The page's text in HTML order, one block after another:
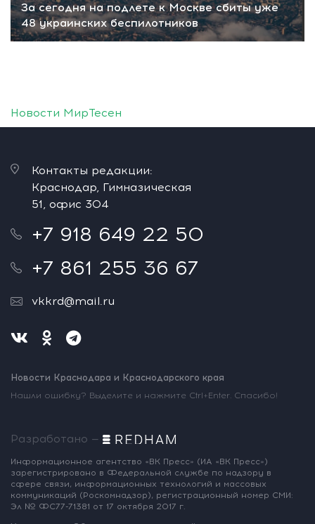
За сегодня на подлете к Москве сбиты уже
48 украинских беспилотников
Новости МирТесен
Контакты редакции:
Краснодар, Гимназическая
51, офис 304
+7 918 649 22 50
+7 861 255 36 67
vkkrd@mail.ru
Новости Краснодара и Краснодарского края
Нашли ошибку? Выделите и нажмите Ctrl+Enter. Спасибо!
Разработано —
Информационное агентство «ВК Пресс» (ИА «ВК Пресс»)
зарегистрировано в Федеральной службе по надзору в
сфере связи, информационных технологий и массовых
коммуникаций (Роскомнадзор), регистрационный номер СМИ:
Эл № ФС77-71381 от 17 октября 2017 г.